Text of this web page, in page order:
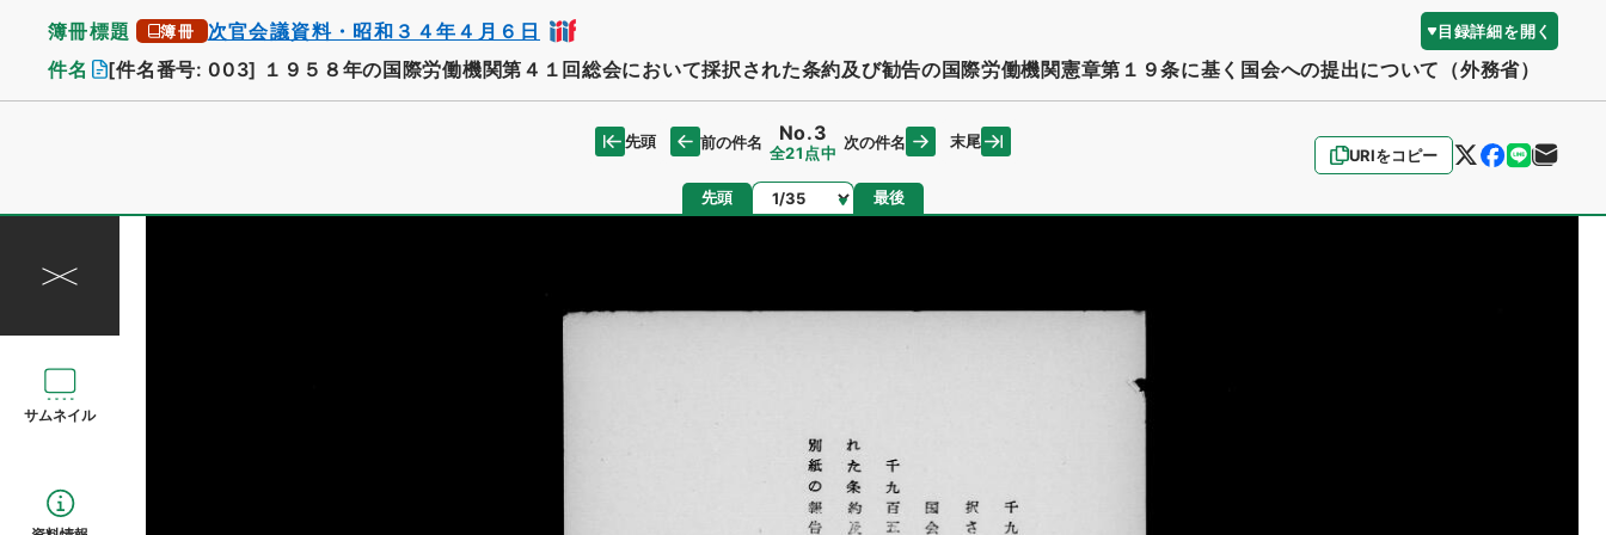
簿冊標題 簿冊 次官会議資料・昭和３４年４月６日 目録詳細を開く
件名 [件名番号: 003] １９５８年の国際労働機関第４１回総会において採択された条約及び勧告の国際労働機関憲章第１９条に基く国会への提出について（外務省）
URIをコピー
先頭 前の件名 No.3
全21点中
次の件名 末尾
先頭 ページ 最後
サムネイル